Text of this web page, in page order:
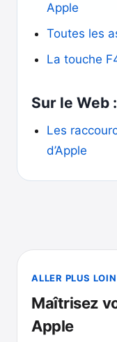
Apple
Toutes les
La touche
Sur le Web :
Les
d’Apple
ALLER PLUS
Maîtrisez
Apple